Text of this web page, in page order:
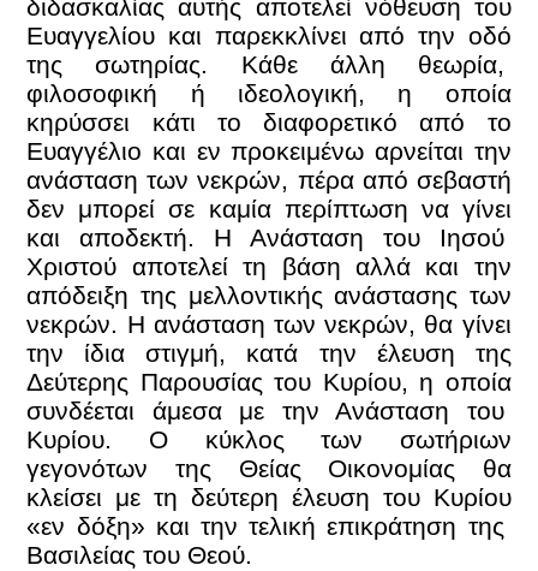
διδασκαλίας αυτής αποτελεί νόθευση του
Ευαγγελίου και παρεκκλίνει από την οδό
της σωτηρίας. Κάθε άλλη θεωρία,
φιλοσοφική ή ιδεολογική, η οποία
κηρύσσει κάτι το διαφορετικό από το
Ευαγγέλιο και εν προκειμένω αρνείται την
ανάσταση των νεκρών, πέρα από σεβαστή
δεν μπορεί σε καμία περίπτωση να γίνει
και αποδεκτή. Η Ανάσταση του Ιησού
Χριστού αποτελεί τη βάση αλλά και την
απόδειξη της μελλοντικής ανάστασης των
νεκρών. Η ανάσταση των νεκρών, θα γίνει
την ίδια στιγμή, κατά την έλευση της
Δεύτερης Παρουσίας του Κυρίου, η οποία
συνδέεται άμεσα με την Ανάσταση του
Κυρίου. Ο κύκλος των σωτήριων
γεγονότων της Θείας Οικονομίας θα
κλείσει με τη δεύτερη έλευση του Κυρίου
«εν δόξη» και την τελική επικράτηση της
Βασιλείας του Θεού.